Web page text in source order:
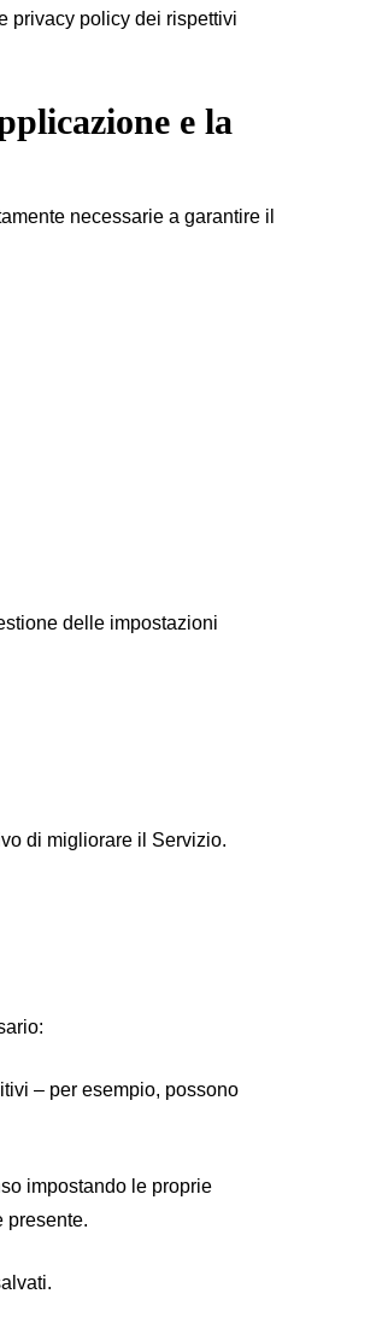
privacy policy dei rispettivi
e la
necessarie a garantire il
delle impostazioni
di migliorare il Servizio.
– per esempio, possono
impostando le proprie
presente.